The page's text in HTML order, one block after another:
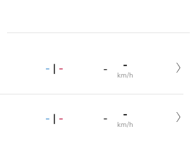
- | - - -
km/h
- | - - -
km/h